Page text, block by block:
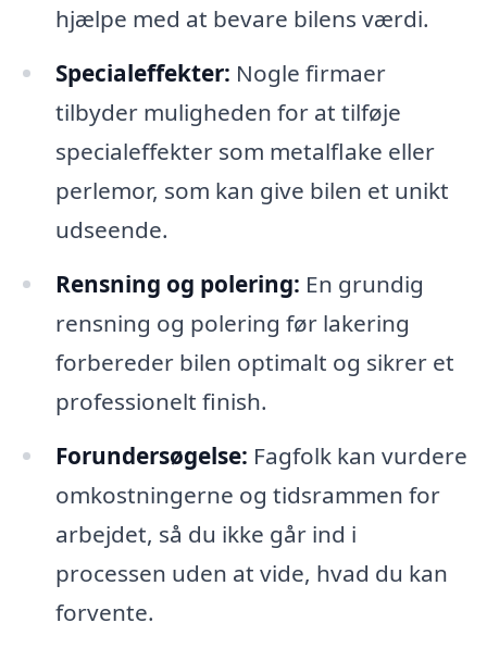
hjælpe med at bevare bilens værdi.
Specialeffekter: Nogle firmaer
tilbyder muligheden for at tilføje
specialeffekter som metalflake eller
perlemor, som kan give bilen et unikt
udseende.
Rensning og polering: En grundig
rensning og polering før lakering
forbereder bilen optimalt og sikrer et
professionelt finish.
Forundersøgelse: Fagfolk kan vurdere
omkostningerne og tidsrammen for
arbejdet, så du ikke går ind i
processen uden at vide, hvad du kan
forvente.